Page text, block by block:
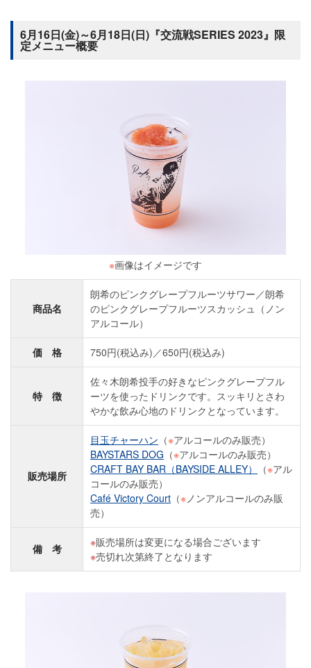
6月16日(金)～6月18日(日)『交流戦SERIES 2023』限
定メニュー概要
※画像はイメージです
商品名
朗希のピンクグレープフルーツサワー／朗希
のピンクグレープフルーツスカッシュ（ノン
アルコール）
価 格 750円(税込み)／650円(税込み)
特 徴
佐々木朗希投手の好きなピンクグレープフル
ーツを使ったドリンクです。スッキリとさわ
やかな飲み心地のドリンクとなっています。
販売場所
目玉チャーハン （※アルコールのみ販売）
BAYSTARS DOG （※アルコールのみ販売）
CRAFT BAY BAR（BAYSIDE ALLEY）
（※アル
コールのみ販売）
Café Victory Court （※ノンアルコールのみ販
売）
備 考
販売場所は変更になる場合ございます
売切れ次第終了となります